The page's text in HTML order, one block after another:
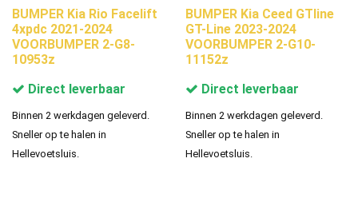
BUMPER Kia Rio Facelift
4xpdc 2021-2024
VOORBUMPER 2-G8-
10953z
Direct leverbaar
Binnen 2 werkdagen geleverd.
Sneller op te halen in
Hellevoetsluis.
BUMPER Kia Ceed GTline
GT-Line 2023-2024
VOORBUMPER 2-G10-
11152z
Direct leverbaar
Binnen 2 werkdagen geleverd.
Sneller op te halen in
Hellevoetsluis.